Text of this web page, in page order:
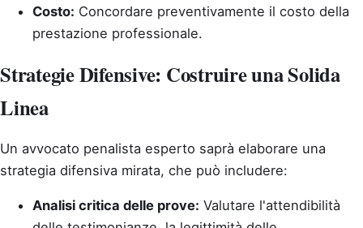
Costo: Concordare preventivamente il costo della
prestazione professionale.
Strategie Difensive: Costruire una Solida
Linea
Un avvocato penalista esperto saprà elaborare una
strategia difensiva mirata, che può includere:
Analisi critica delle prove: Valutare l'attendibilità